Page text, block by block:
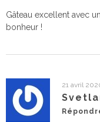
Gâteau excellent avec
bonheur !
21 avril